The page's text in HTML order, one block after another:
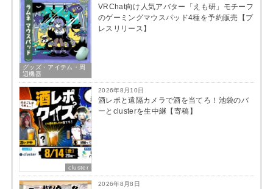
グッズ・アイテム・周
辺機器
VRChat向け人気アバター「えも研」モチーフ
のゲーミングマウスパッド4種を予約販売【プ
レスリリース】
cluster
2026年8月10日
酒レポと遠隔カメラで酒を当てろ！池袋のバ
ーとclusterを生中継【寄稿】
2026年8月8日